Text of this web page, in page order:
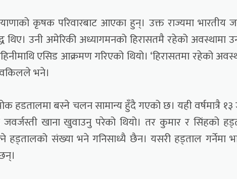
कृषक परिवारबाट आएका हुन्। उक्त राज्यमा भारतीय
थिए। उनी अमेरिकी अध्यागमनको हिरासतमै रहेको अवस्थामा
एसिड आक्रमण गरिएको थियो। ‘हिरासतमा रहेको
भने।
हडतालमा बस्ने चलन सामान्य हुँदै गएको छ। यही वर्षमात्रै १३
खाना खुवाउनु परेको थियो। तर कुमार र सिंहको
संख्या भने गनिसाध्यै छैन। यसरी हड्ताल गर्नेमा